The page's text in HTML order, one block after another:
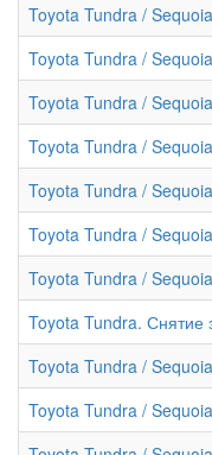
Toyota Tundra /
Toyota Tundra /
Toyota Tundra /
Toyota Tundra /
Toyota Tundra /
Toyota Tundra /
Toyota Tundra /
Toyota Tundra. Снятие
Toyota Tundra /
Toyota Tundra /